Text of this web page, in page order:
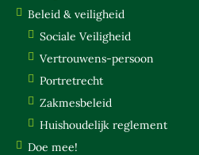
Beleid & veiligheid
Sociale Veiligheid
Vertrouwens-persoon
Portretrecht
Zakmesbeleid
Huishoudelijk reglement
Doe mee!
PLANNING
BELEID &
SOCIALE